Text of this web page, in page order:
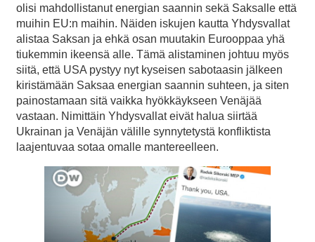
olisi mahdollistanut energian saannin sekä Saksalle että
muihin EU:n maihin. Näiden iskujen kautta Yhdysvallat
alistaa Saksan ja ehkä osan muutakin Eurooppaa yhä
tiukemmin ikeensä alle. Tämä alistaminen johtuu myös
siitä, että USA pystyy nyt kyseisen sabotaasin jälkeen
kiristämään Saksaa energian saannin suhteen, ja siten
painostamaan sitä vaikka hyökkäykseen Venäjää
vastaan. Nimittäin Yhdysvallat eivät halua siirtää
Ukrainan ja Venäjän välille synnytetystä konfliktista
laajentuvaa sotaa omalle mantereelleen.